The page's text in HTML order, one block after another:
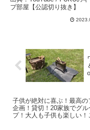
認切り抜き】
プ部屋【公認切り抜き】
子供が絶対に喜ぶ！最高の
企画！貸切！20家族でグ
プ！大人も子供も楽しい！